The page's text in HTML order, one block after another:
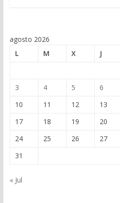
agosto 2026
L
M X J
3
4 5 6
10
11 12 13
17
18 19 20
24
25 26 27
31
« Jul